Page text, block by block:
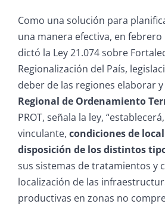
Como una solución para
una manera efectiva, en febrero
dictó la Ley 21.074 sobre
Regionalización del País,
deber de las regiones elaborar
Regional de Ordenamiento
PROT, señala la ley,
vinculante, condiciones de
disposición de los distintos
sus sistemas de tratamientos y
localización de las
productivas en zonas no